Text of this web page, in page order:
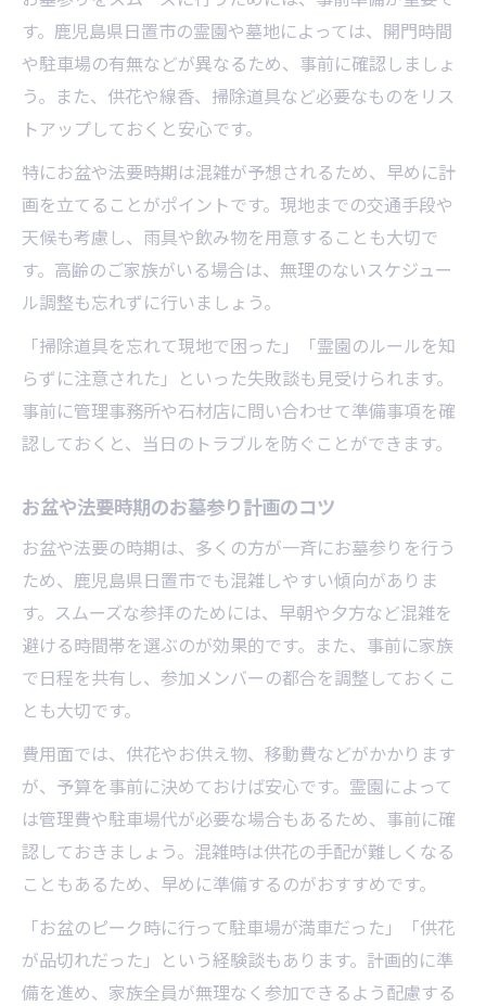
す。鹿児島県日置市の霊園や墓地によっては、開門時間
や駐車場の有無などが異なるため、事前に確認しましょ
う。また、供花や線香、掃除道具など必要なものをリス
トアップしておくと安心です。
特にお盆や法要時期は混雑が予想されるため、早めに計
画を立てることがポイントです。現地までの交通手段や
天候も考慮し、雨具や飲み物を用意することも大切で
す。高齢のご家族がいる場合は、無理のないスケジュー
ル調整も忘れずに行いましょう。
「掃除道具を忘れて現地で困った」「霊園のルールを知
らずに注意された」といった失敗談も見受けられます。
事前に管理事務所や石材店に問い合わせて準備事項を確
認しておくと、当日のトラブルを防ぐことができます。
お盆や法要時期のお墓参り計画のコツ
お盆や法要の時期は、多くの方が一斉にお墓参りを行う
ため、鹿児島県日置市でも混雑しやすい傾向がありま
す。スムーズな参拝のためには、早朝や夕方など混雑を
避ける時間帯を選ぶのが効果的です。また、事前に家族
で日程を共有し、参加メンバーの都合を調整しておくこ
とも大切です。
費用面では、供花やお供え物、移動費などがかかります
が、予算を事前に決めておけば安心です。霊園によって
は管理費や駐車場代が必要な場合もあるため、事前に確
認しておきましょう。混雑時は供花の手配が難しくなる
こともあるため、早めに準備するのがおすすめです。
「お盆のピーク時に行って駐車場が満車だった」「供花
が品切れだった」という経験談もあります。計画的に準
備を進め、家族全員が無理なく参加できるよう配慮する